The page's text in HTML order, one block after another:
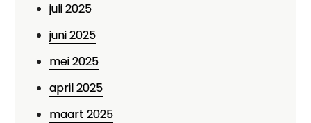
juli 2025
juni 2025
mei 2025
april 2025
maart 2025